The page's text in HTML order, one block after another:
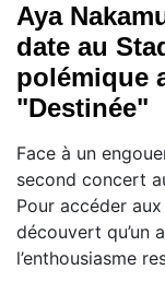
Aya
date au
polémique
"Destinée"
Face à un
second concert
Pour accéder
découvert qu’un
l’enthousiasme